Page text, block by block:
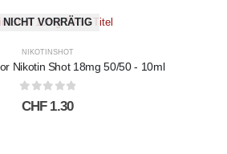
NICHT VORRÄTIG
NIKOTINSHOT
Nikotin Shot 18mg 50/50 - 10ml
0out of 5
CHF1.30